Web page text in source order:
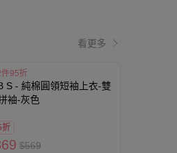
看更多
件95折
S - 純棉圓領短袖上衣-雙
袖-灰色
折
$569